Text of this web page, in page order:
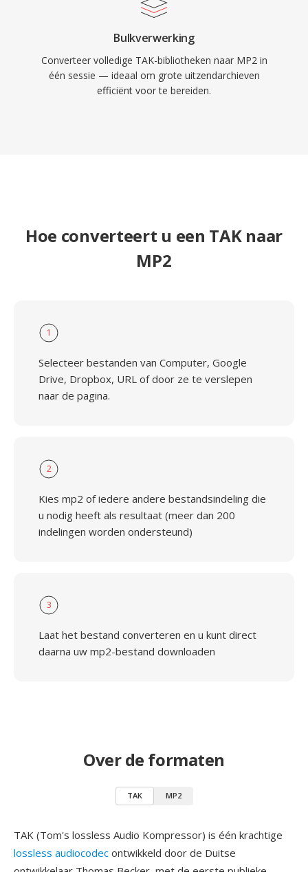
Bulkverwerking
Converteer volledige TAK-bibliotheken naar MP2 in
één sessie — ideaal om grote uitzendarchieven
efficiënt voor te bereiden.
Hoe converteert u een TAK naar
MP2
1
Selecteer bestanden van Computer, Google
Drive, Dropbox, URL of door ze te verslepen
naar de pagina.
2
Kies mp2 of iedere andere bestandsindeling die
u nodig heeft als resultaat (meer dan 200
indelingen worden ondersteund)
3
Laat het bestand converteren en u kunt direct
daarna uw mp2-bestand downloaden
Over de formaten
TAK MP2
TAK (Tom's lossless Audio Kompressor) is één krachtige
lossless audiocodec ontwikkeld door de Duitse